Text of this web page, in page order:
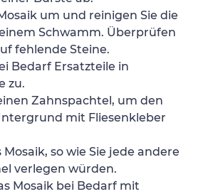
um und reinigen Sie die
Schwamm. Überprüfen
fehlende Steine.
Bedarf Ersatzteile in
zu.
Zahnspachtel, um den
mit Fliesenkleber
Mosaik, so wie Sie jede andere
verlegen würden.
Mosaik bei Bedarf mit